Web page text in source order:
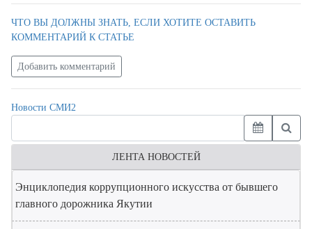
ЧТО ВЫ ДОЛЖНЫ ЗНАТЬ, ЕСЛИ ХОТИТЕ ОСТАВИТЬ
КОММЕНТАРИЙ К СТАТЬЕ
Добавить комментарий
Новости СМИ2
ЛЕНТА НОВОСТЕЙ
Энциклопедия коррупционного искусства от бывшего
главного дорожника Якутии